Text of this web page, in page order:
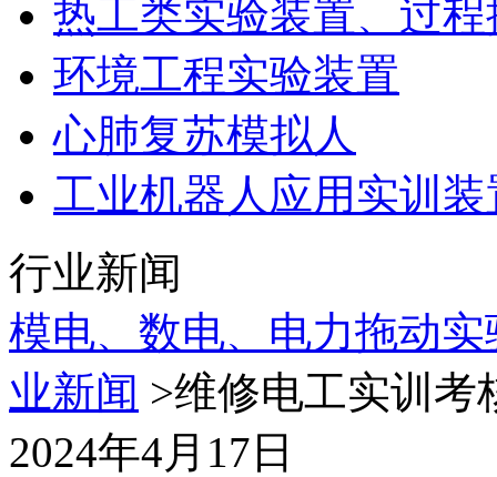
热工类实验装置、过
环境工程实验装置
心肺复苏模拟人
工业机器人应用实训装
行业新闻
模电、数电、电力拖动
业新闻 >维修电工实训考
2024年4月17日